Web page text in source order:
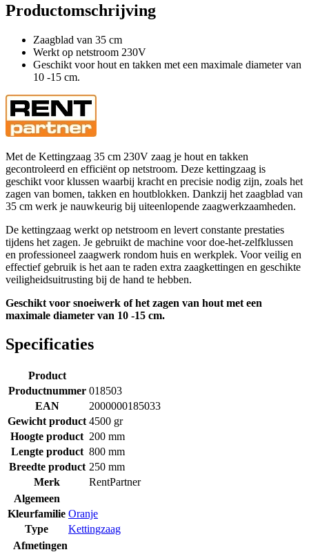
Productomschrijving
Zaagblad van 35 cm
Werkt op netstroom 230V
Geschikt voor hout en takken met een maximale diameter van
10 -15 cm.
Met de Kettingzaag 35 cm 230V zaag je hout en takken
gecontroleerd en efficiënt op netstroom. Deze kettingzaag is
geschikt voor klussen waarbij kracht en precisie nodig zijn, zoals het
zagen van bomen, takken en houtblokken. Dankzij het zaagblad van
35 cm werk je nauwkeurig bij uiteenlopende zaagwerkzaamheden.
De kettingzaag werkt op netstroom en levert constante prestaties
tijdens het zagen. Je gebruikt de machine voor doe-het-zelfklussen
en professioneel zaagwerk rondom huis en werkplek. Voor veilig en
effectief gebruik is het aan te raden extra zaagkettingen en geschikte
veiligheidsuitrusting bij de hand te hebben.
Geschikt voor snoeiwerk of het zagen van hout met een
maximale diameter van 10 -15 cm.
Specificaties
Product
Productnummer 018503
EAN
2000000185033
Gewicht product 4500 gr
Hoogte product 200 mm
Lengte product 800 mm
Breedte product 250 mm
Merk
RentPartner
Algemeen
Kleurfamilie Oranje
Type
Kettingzaag
Afmetingen